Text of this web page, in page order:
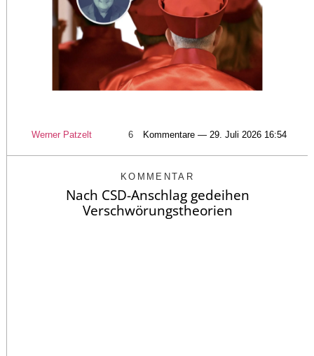
Werner Patzelt 6 Kommentare — 29. Juli 2026 16:54
KOMMENTAR
Nach CSD-Anschlag gedeihen
Verschwörungstheorien